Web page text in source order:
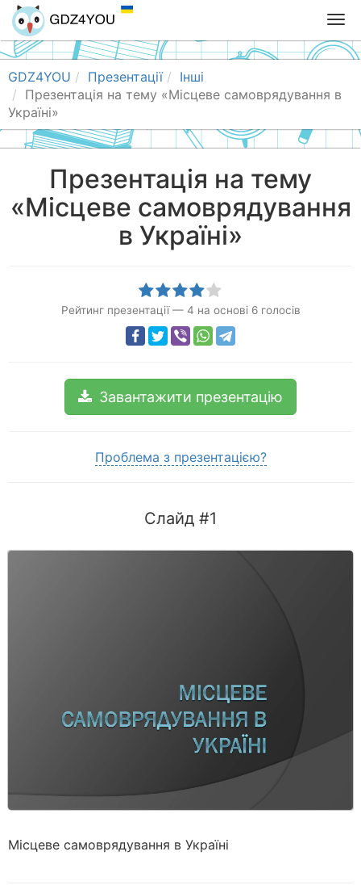
T
o
g
l
n
a
g
a
GDZ4YOU Презентації
Інші
Презентація на тему «Місцеве самоврядування в
Україні»
Презентація на тему
«Місцеве самоврядування
в Україні»
Рейтинг презентації — 4 на основі 6голосів
Завантажити презентацію
Проблема з презентацією?
Слайд #1
Місцеве самоврядування в Україні